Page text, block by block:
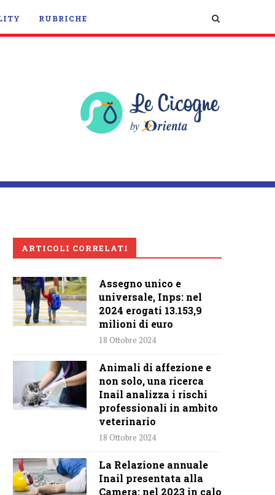
RUBRICHE
ARTICOLI CORRELATI
Assegno unico e
universale, Inps: nel
2024 erogati 13.153,9
milioni di euro
18 Ottobre 2024
Animali di affezione e
non solo, una ricerca
Inail analizza i rischi
professionali in ambito
veterinario
18 Ottobre 2024
La Relazione annuale
Inail presentata alla
Camera: nel 2023 in calo